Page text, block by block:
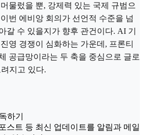
물렀을 뿐, 강제력 있는 국제 규범으
번 에비앙 회의가 선언적 수준을 넘
갈 수 있을지가 향후 관건이다. AI 기
영 경쟁이 심화하는 가운데, 프론티
공급망이라는 두 축을 중심으로 글로
지고 있다.
하기
스트 등 최신 업데이트를 알림과 메일